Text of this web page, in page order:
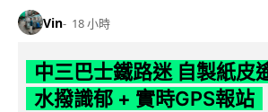
Vin 18 小時
中三巴士鐵路迷 自製紙皮
水撥識郁 + 實時GPS報站